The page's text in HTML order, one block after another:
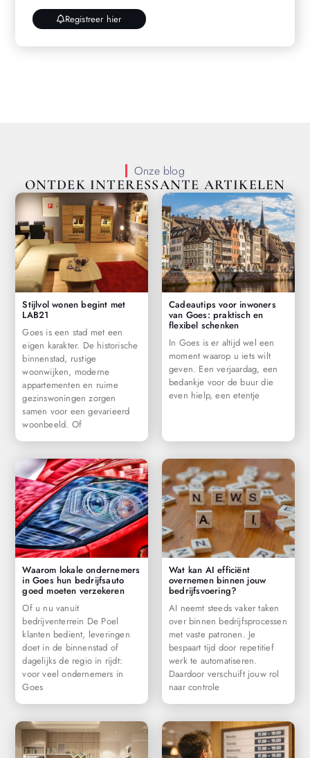
Registreer hier
Onze blog
ONTDEK INTERESSANTE ARTIKELEN
Stijlvol wonen begint met
LAB21
Goes is een stad met een
eigen karakter. De historische
binnenstad, rustige
woonwijken, moderne
appartementen en ruime
gezinswoningen zorgen
samen voor een gevarieerd
woonbeeld. Of
Cadeautips voor inwoners
van Goes: praktisch en
flexibel schenken
In Goes is er altijd wel een
moment waarop u iets wilt
geven. Een verjaardag, een
bedankje voor de buur die
even hielp, een etentje
Waarom lokale ondernemers
in Goes hun bedrijfsauto
goed moeten verzekeren
Of u nu vanuit
bedrijventerrein De Poel
klanten bedient, leveringen
doet in de binnenstad of
dagelijks de regio in rijdt:
voor veel ondernemers in
Goes
Wat kan AI efficiënt
overnemen binnen jouw
bedrijfsvoering?
AI neemt steeds vaker taken
over binnen bedrijfsprocessen
met vaste patronen. Je
bespaart tijd door repetitief
werk te automatiseren.
Daardoor verschuift jouw rol
naar controle